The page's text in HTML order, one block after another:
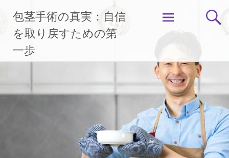
キ
包茎手術の真実：自信
を取り戻すための第
一歩